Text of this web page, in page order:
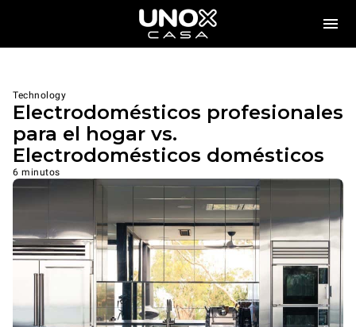
Technology
Electrodomésticos profesionales
para el hogar vs.
Electrodomésticos domésticos
6 minutos